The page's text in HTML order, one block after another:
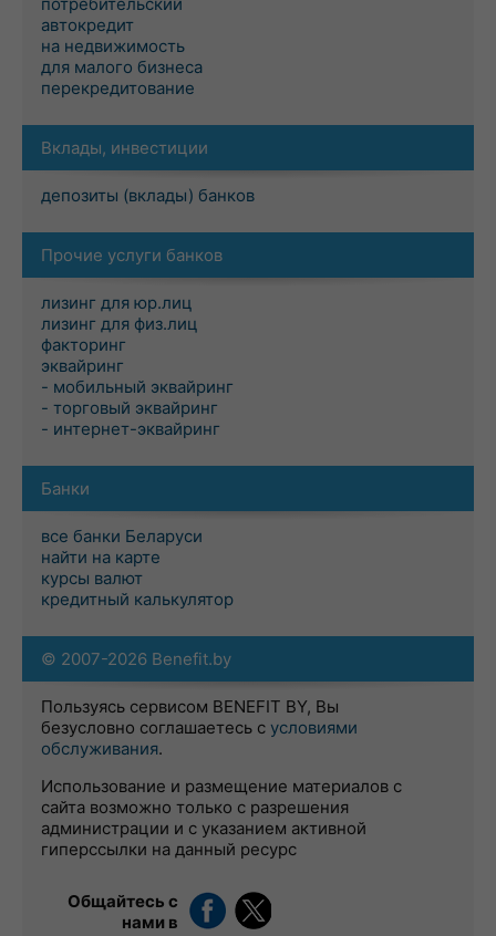
автокредит
на недвижимость
для малого бизнеса
перекредитование
Вклады, инвестиции
депозиты (вклады) банков
Прочие услуги банков
лизинг для юр.лиц
лизинг для физ.лиц
факторинг
эквайринг
- мобильный эквайринг
- торговый эквайринг
- интернет-эквайринг
Банки
все банки Беларуси
найти на карте
курсы валют
кредитный калькулятор
© 2007-2026 Benefit.by
Пользуясь сервисом BENEFIT BY, Вы
безусловно соглашаетесь с условиями
обслуживания.
Использование и размещение материалов с
сайта возможно только с разрешения
администрации и с указанием активной
гиперссылки на данный ресурс
Общайтесь с
нами в